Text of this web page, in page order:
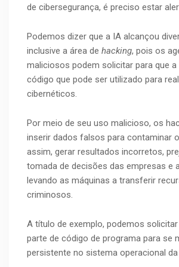
de cibersegurança, é preciso estar
Podemos dizer que a IA alcançou
inclusive a área de hacking, pois os
maliciosos podem solicitar para que a
código que pode ser utilizado para
cibernéticos.
Por meio de seu uso malicioso, os
inserir dados falsos para contaminar
assim, gerar resultados incorretos,
tomada de decisões das empresas e
levando as máquinas a transferir
criminosos.
A título de exemplo, podemos
parte de código de programa para se
persistente no sistema operacional da